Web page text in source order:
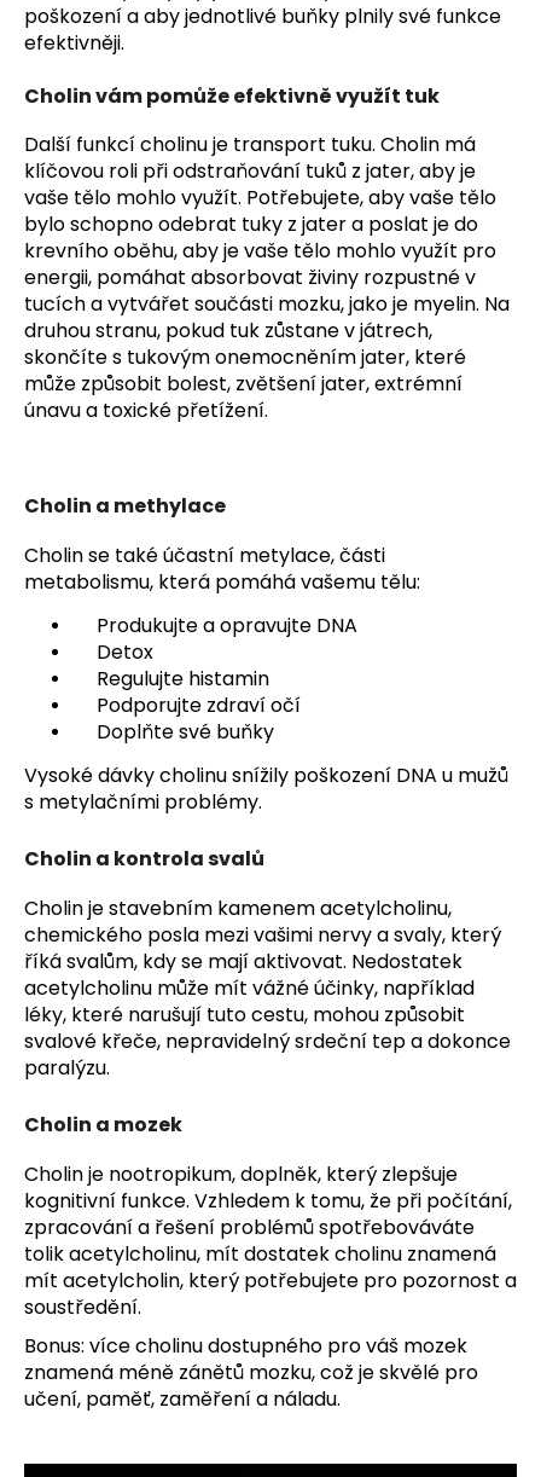
poškození a aby jednotlivé buňky plnily své funkce
efektivněji.
Cholin vám pomůže efektivně využít tuk
Další funkcí cholinu je transport tuku. Cholin má
klíčovou roli při odstraňování tuků z jater, aby je
vaše tělo mohlo využít. Potřebujete, aby vaše tělo
bylo schopno odebrat tuky z jater a poslat je do
krevního oběhu, aby je vaše tělo mohlo využít pro
energii, pomáhat absorbovat živiny rozpustné v
tucích a vytvářet součásti mozku, jako je myelin. Na
druhou stranu, pokud tuk zůstane v játrech,
skončíte s tukovým onemocněním jater, které
může způsobit bolest, zvětšení jater, extrémní
únavu a toxické přetížení.
Cholin a methylace
Cholin se také účastní metylace, části
metabolismu, která pomáhá vašemu tělu:
Produkujte a opravujte DNA
Detox
Regulujte histamin
Podporujte zdraví očí
Doplňte své buňky
Vysoké dávky cholinu snížily poškození DNA u mužů
s metylačními problémy.
Cholin a kontrola svalů
Cholin je stavebním kamenem acetylcholinu,
chemického posla mezi vašimi nervy a svaly, který
říká svalům, kdy se mají aktivovat. Nedostatek
acetylcholinu může mít vážné účinky, například
léky, které narušují tuto cestu, mohou způsobit
svalové křeče, nepravidelný srdeční tep a dokonce
paralýzu.
Cholin a mozek
Cholin je nootropikum, doplněk, který zlepšuje
kognitivní funkce. Vzhledem k tomu, že při počítání,
zpracování a řešení problémů spotřebováváte
tolik acetylcholinu, mít dostatek cholinu znamená
mít acetylcholin, který potřebujete pro pozornost a
soustředění.
Bonus: více cholinu dostupného pro váš mozek
znamená méně zánětů mozku, což je skvělé pro
učení, paměť, zaměření a náladu.